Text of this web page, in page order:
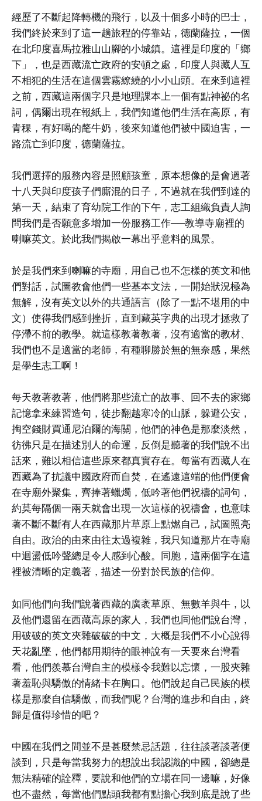
經歷了不斷起降轉機的飛行，以及十個多小時的巴士，
我們終於來到了這一趟旅程的停靠站，德蘭薩拉，一個
在北印度喜馬拉雅山山腳的小城鎮。這裡是印度的「鄉
下」，也是西藏流亡政府的安頓之處，印度人與藏人互
不相犯的生活在這個雲霧繚繞的小小山頭。在來到這裡
之前，西藏這兩個字只是地理課本上一個有點神祕的名
詞，偶爾出現在報紙上，我們知道他們生活在高原，有
青稞，有好喝的氂牛奶，後來知道他們被中國迫害，一
路流亡到印度，德蘭薩拉。
我們選擇的服務內容是照顧孩童，原本想像的是會過著
十八天與印度孩子們廝混的日子，不過就在我們到達的
第一天，結束了育幼院工作的下午，志工組織負責人詢
問我們是否願意多增加一份服務工作──教導寺廟裡的
喇嘛英文。於此我們揭啟一幕出乎意料的風景。
於是我們來到喇嘛的寺廟，用自己也不怎樣的英文和他
們對話，試圖教會他們一些基本文法，一開始狀況極為
無解，沒有英文以外的共通語言（除了一點不堪用的中
文）使得我們感到挫折，直到藏英字典的出現才拯救了
停滯不前的教學。就這樣教著教著，沒有適當的教材、
我們也不是適當的老師，有種聊勝於無的無奈感，果然
是學生志工啊！
每天教著教著，他們將那些流亡的故事、回不去的家鄉
記憶拿來練習造句，徒步翻越寒冷的山脈，躲避公安，
掏空錢財買通尼泊爾的海關，他們的神色是那麼淡然，
彷彿只是在描述別人的命運，反倒是聽著的我們說不出
話來，難以相信這些原來都真實存在。每當有西藏人在
西藏為了抗議中國政府而自焚，在遙遠這端的他們便會
在寺廟外聚集，齊捧著蠟燭，低吟著他們祝禱的詞句，
約莫每隔個一兩天就會出現一次這樣的祝禱會，也意味
著不斷不斷有人在西藏那片草原上點燃自己，試圖照亮
自由。政治的由來由往太過複雜，我只知道那片在寺廟
中迴盪低吟聲總是令人感到心酸。同胞，這兩個字在這
裡被清晰的定義著，描述一份對於民族的信仰。
如同他們向我們說著西藏的廣袤草原、無數羊與牛，以
及他們還留在西藏高原的家人，我們也同他們說台灣，
用破破的英文夾雜破破的中文，大概是我們不小心說得
天花亂墜，他們都用期待的眼神說有一天要來台灣看
看，他們羨慕台灣自主的模樣令我難以忘懷，一股夾雜
著羞恥與驕傲的情緒卡在胸口。他們說起自己民族的模
樣是那麼自信驕傲，而我們呢？台灣的進步和自由，終
歸是值得珍惜的吧？
中國在我們之間並不是甚麼禁忌話題，往往談著談著便
談到，只是每當我努力的想說出我認識的中國，卻總是
無法精確的詮釋，要說和他們的立場在同一邊嘛，好像
也不盡然，每當他們點頭我都有點擔心我到底是說了些